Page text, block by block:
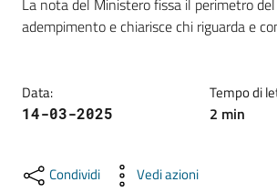
e
il
e
La nota del Ministero fissa il perimetro
adempimento e chiarisce chi riguarda e
Data:
14-03-2025
Tempo di
2 min
Condividi Vedi azioni